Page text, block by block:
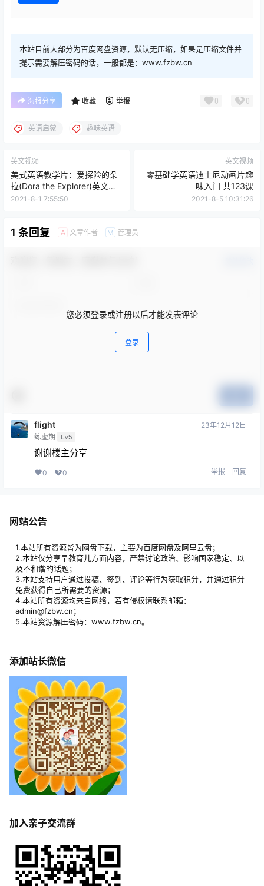
本站目前大部分为百度网盘资源，默认无压缩，如果是压缩文件并
提示需要解压密码的话，一般都是：www.fzbw.cn
海报分享 收藏 举报 0 0
英语启蒙 趣味英语
英文视频
美式英语教学片：爱探险的朵
拉(Dora the Explorer)英文版8
季全 171集
2021-8-1 7:55:50
英文视频
零基础学英语迪士尼动画片趣
味入门 共123课
2021-8-5 10:31:26
1 条回复 A 文章作者 M 管理员
您必须登录或注册以后才能发表评论
登录
flight
练虚期 Lv5
23年12月12日
谢谢楼主分享
0 0 举报 回复
网站公告
1.本站所有资源皆为网盘下载，主要为百度网盘及阿里云盘；
2.本站仅分享早教育儿方面内容，严禁讨论政治、影响国家稳定、以
及不和谐的话题；
3.本站支持用户通过投稿、签到、评论等行为获取积分，并通过积分
免费获得自己所需要的资源；
4.本站所有资源均来自网络，若有侵权请联系邮箱：
admin@fzbw.cn；
5.本站资源解压密码：www.fzbw.cn。
添加站长微信
加入亲子交流群